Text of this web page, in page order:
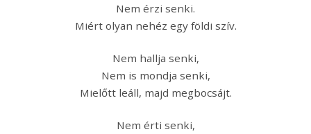
Nem érzi senki.
Miért olyan nehéz egy földi szív.
Nem hallja senki,
Nem is mondja senki,
Mielőtt leáll, majd megbocsájt.
Nem érti senki,